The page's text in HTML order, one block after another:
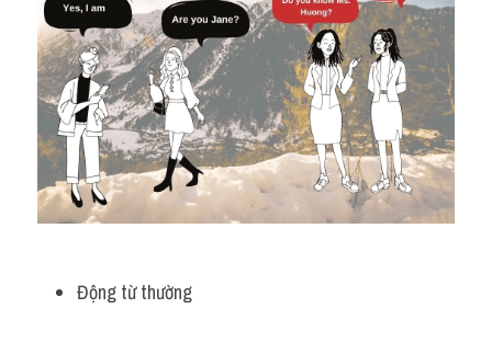
Động từ thường